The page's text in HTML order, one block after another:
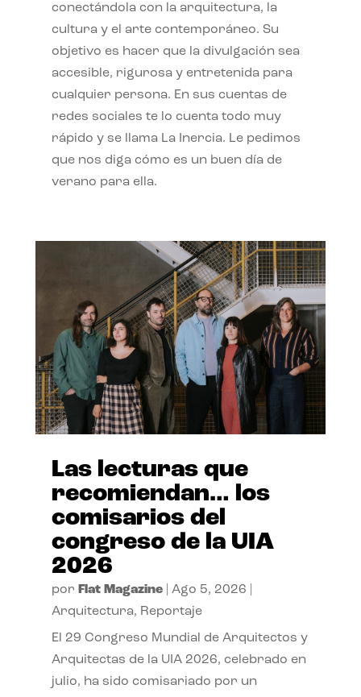
conectándola con la arquitectura, la
cultura y el arte contemporáneo. Su
objetivo es hacer que la divulgación sea
accesible, rigurosa y entretenida para
cualquier persona. En sus cuentas de
redes sociales te lo cuenta todo muy
rápido y se llama La Inercia. Le pedimos
que nos diga cómo es un buen día de
verano para ella.
Las lecturas que
recomiendan… los
comisarios del
congreso de la UIA
2026
por Flat Magazine| Ago 5, 2026
Arquitectura, Reportaje
El 29 Congreso Mundial de Arquitectos y
Arquitectas de la UIA 2026, celebrado en
julio, ha sido comisariado por un